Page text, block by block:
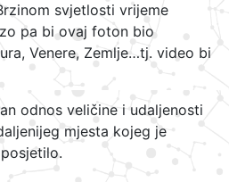
svjetlosti vrijeme
pa bi ovaj foton bio
Venere, Zemlje…tj. video bi
odnos veličine i udaljenosti
mjesta kojeg je